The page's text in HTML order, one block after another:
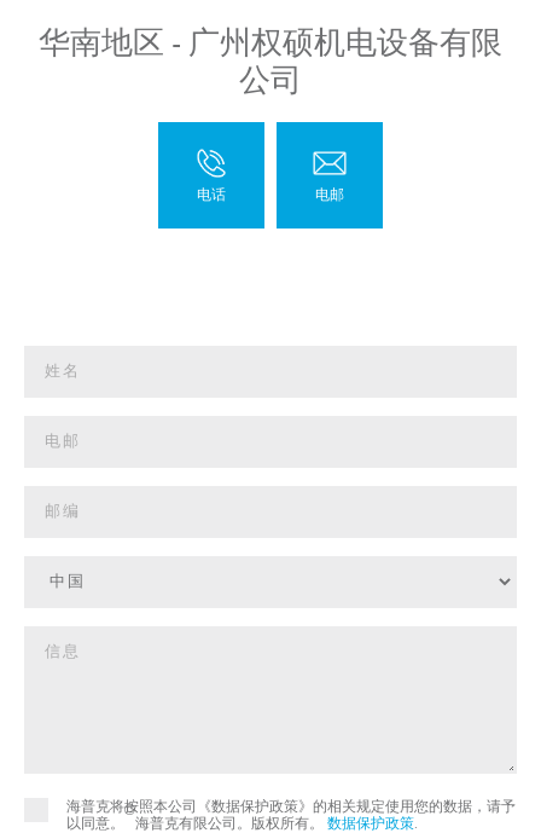
华南地区 - 广州权硕机电设备有限
公司
海普克将按照本公司《数据保护政策》的相关规定使用您的数据，请予
以同意。
©
海普克有限公司。版权所有。 数据保护政策